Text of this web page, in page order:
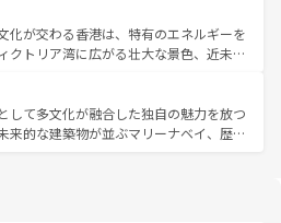
インミー、ベトナムコーヒーなどは、ぜ
い。どの地域を訪れてもあたたかい人々
くれるので、きっと忘れられない旅にな
いる。北部ではチェンマイなどの山岳地
い、南部ではプーケットやクラビの美し
ト気分を楽しむことができる。タイ料理
年中温暖で、どの季節にも異なる楽しみ
しみやすいタイの人々、仏教を中心とし
様な観光資源が、訪れる旅人を魅了し続
化が交わる香港は、特有のエネルギーを
クトリア湾に広がる壮大な景色、近未来
も感動するはず。観光スポットが密集し
見どころを回れるのも魅力。息をのむよ
的な体験まで、香港を存分に楽しみ尽く
して多文化が融合した独自の魅力を放つ
来的な建築物が並ぶマリーナベイ、歴史